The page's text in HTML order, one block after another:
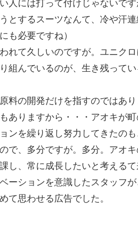
人には打って付けじゃないで
とするスーツなんて、冷や汗
も必要ですね）
れて久しいのですが。ユニク
組んでいるのが、生き残って
料の開発だけを指すのではあ
ありますから・・・アオキが
ンを繰り返し努力してきたのも
で、多分ですが。多分。アオ
し、常に成長したいと考える
ーションを意識したスタッフ
めて思わせる広告でした。
とは多いで